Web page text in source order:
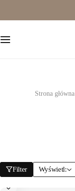
Strona główna
Filter Wyświetl:
Premium
Naszyjniki